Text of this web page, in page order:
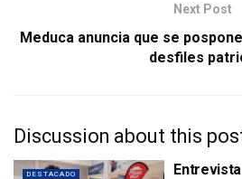
Next Post
Meduca anuncia que se
desfiles
Discussion about this
DESTACADO